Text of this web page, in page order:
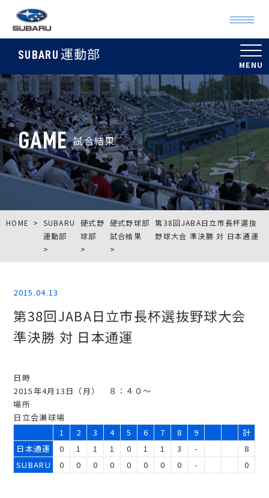
SUBARU 運動部
GAME 試合結果
HOME
SUBARU
運動部
硬式野
球部
硬式野球部
試合結果
第38回JABA日立市長杯選抜
野球大会 準決勝 対 日本通運
2015.04.13
第38回JABA日立市長杯選抜野球大会
準決勝 対 日本通運
日時
2015年4月13日（月） ８：４０～
場所
日立会瀬球場
1
2 3 4 5 6 7 8 9
計
日本通運
0 1 1 1 0 1 1 3 -
8
SUBARU
0 0 0 0 0 0 0 0 - 0